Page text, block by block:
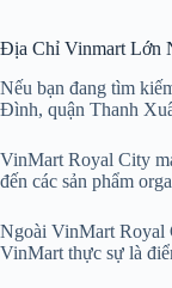
Địa Chỉ Vinmart Lớn
Nếu bạn đang tìm
Đình, quận Thanh
VinMart Royal City
đến các sản phẩm
Ngoài VinMart Royal
VinMart thực sự là